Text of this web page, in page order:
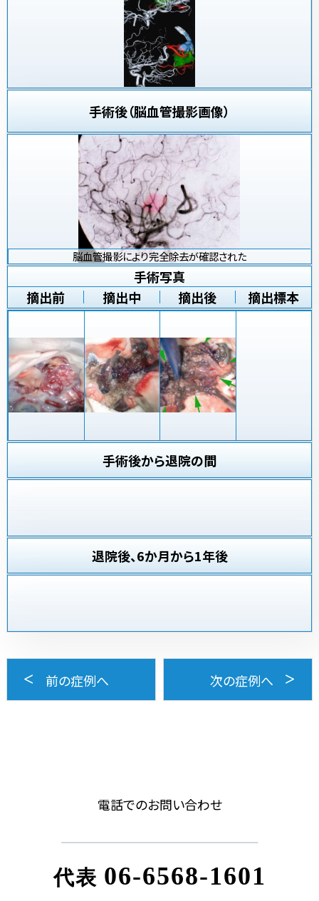
手術後（脳血管撮影画像）
脳血管撮影により完全除去が確認された
手術写真
摘出前
摘出中 摘出後 摘出標本
手術後から退院の間
退院後、6か月から1年後
前の症例へ 次の症例へ
電話でのお問い合わせ
代表 06-6568-1601